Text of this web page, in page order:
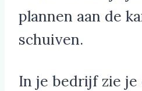
plannen aan de
schuiven.
In je bedrijf zie